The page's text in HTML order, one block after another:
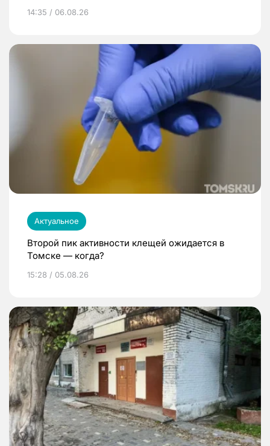
14:35 / 06.08.26
Актуальное
Второй пик активности клещей ожидается в
Томске — когда?
15:28 / 05.08.26